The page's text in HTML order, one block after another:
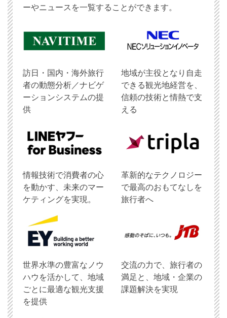
ーやニュースを一覧することができます。
訪日・国内・海外旅行
者の動態分析／ナビゲ
ーションシステムの提
供
地域が主役となり自走
できる観光地経営を、
信頼の技術と情熱で支
える
情報技術で消費者の心
を動かす、未来のマー
ケティングを実現。
革新的なテクノロジー
で最高のおもてなしを
旅行者へ
世界水準の豊富なノウ
ハウを活かして、地域
ごとに最適な観光支援
を提供
交流の力で、旅行者の
満足と、地域・企業の
課題解決を実現